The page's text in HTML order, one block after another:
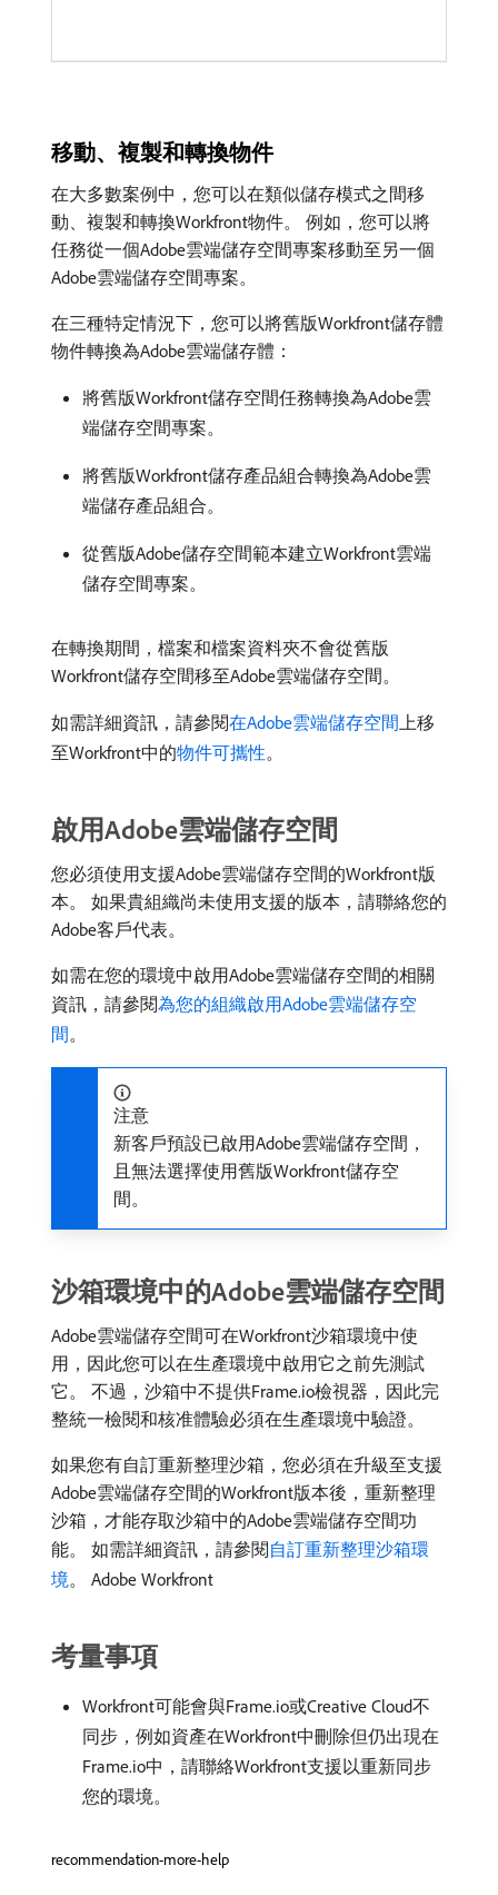
移動、複製和轉換物件
在大多數案例中，您可以在類似儲存模式之間移
動、複製和轉換Workfront物件。 例如，您可以將
任務從一個Adobe雲端儲存空間專案移動至另一個
Adobe雲端儲存空間專案。
在三種特定情況下，您可以將舊版Workfront儲存體
物件轉換為Adobe雲端儲存體：
將舊版Workfront儲存空間任務轉換為Adobe雲
端儲存空間專案。
將舊版Workfront儲存產品組合轉換為Adobe雲
端儲存產品組合。
從舊版Adobe儲存空間範本建立Workfront雲端
儲存空間專案。
在轉換期間，檔案和檔案資料夾不會從舊版
Workfront儲存空間移至Adobe雲端儲存空間。
如需詳細資訊，請參閱在Adobe雲端儲存空間上移
至Workfront中的物件可攜性。
啟用Adobe雲端儲存空間
您必須使用支援Adobe雲端儲存空間的Workfront版
本。 如果貴組織尚未使用支援的版本，請聯絡您的
Adobe客戶代表。
如需在您的環境中啟用Adobe雲端儲存空間的相關
資訊，請參閱為您的組織啟用Adobe雲端儲存空
間。
注意
新客戶預設已啟用Adobe雲端儲存空間，
且無法選擇使用舊版Workfront儲存空
間。
沙箱環境中的Adobe雲端儲存空間
Adobe雲端儲存空間可在Workfront沙箱環境中使
用，因此您可以在生產環境中啟用它之前先測試
它。 不過，沙箱中不提供Frame.io檢視器，因此完
整統一檢閱和核准體驗必須在生產環境中驗證。
如果您有自訂重新整理沙箱，您必須在升級至支援
Adobe雲端儲存空間的Workfront版本後，重新整理
沙箱，才能存取沙箱中的Adobe雲端儲存空間功
能。 如需詳細資訊，請參閱自訂重新整理沙箱環
境。 Adobe Workfront
考量事項
Workfront可能會與Frame.io或Creative Cloud不
同步，例如資產在Workfront中刪除但仍出現在
Frame.io中，請聯絡Workfront支援以重新同步
您的環境。
recommendation-more-help